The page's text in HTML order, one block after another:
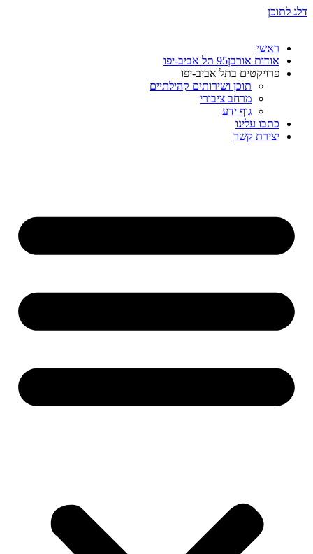
דלג לתוכן
ראשי
אודות אורבן95 תל אביב-יפו
פרויקטים בתל אביב-יפו
תוכן ושירותים קהילתיים
מרחב ציבורי
גוף ידע
כתבו עלינו
יצירת קשר